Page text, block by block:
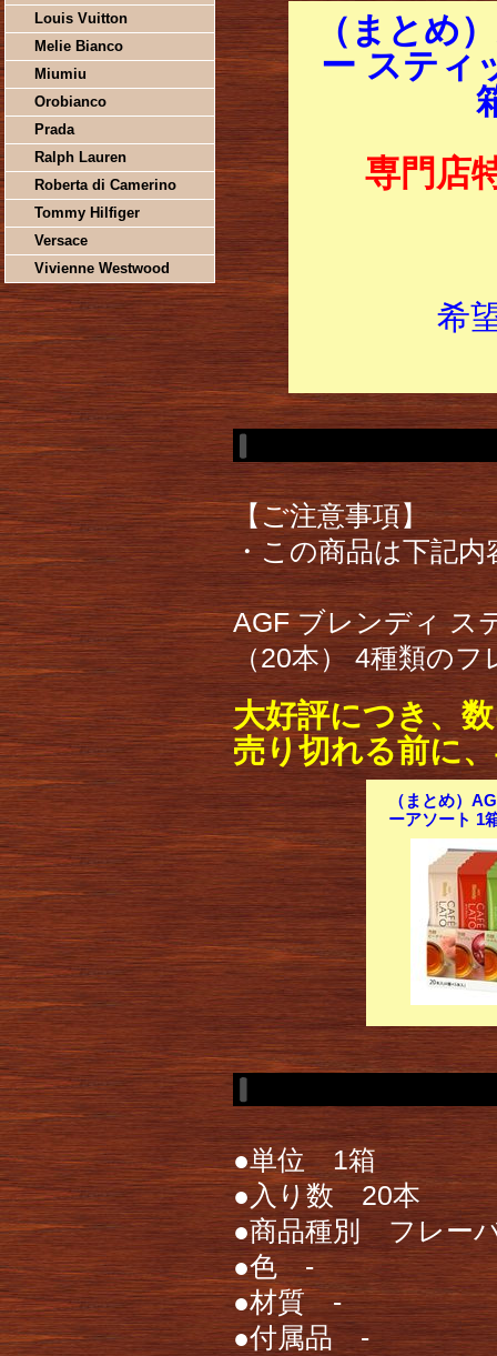
Louis Vuitton
Melie Bianco
Miumiu
Orobianco
Prada
Ralph Lauren
Roberta di Camerino
Tommy Hilfiger
Versace
Vivienne Westwood
（まとめ
ー スティ
専門店
希
【ご注意事項】
・この商品は下記
AGF ブレンディ ス
（20本） 4種類のフ
大好評につき、
売り切れる前に
（まとめ）
ーアソート 1
●単位 1箱
●入り数 20本
●商品種別 フレー
●色 -
●材質 -
●付属品 -